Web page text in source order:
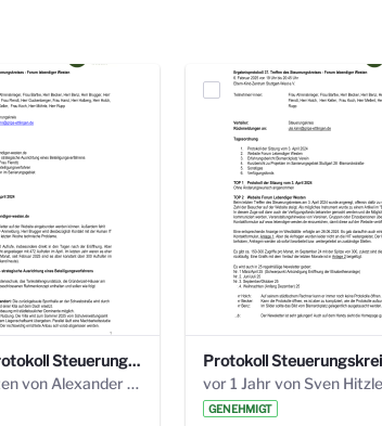
25_07_03 Protokoll Steuerungskreis.pdf
vor 10 Monaten von Alexander Orlowski
vor 1 Jahr von Sven
GENEHMIGT